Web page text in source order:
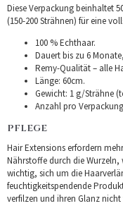
Diese Verpackung beinhaltet
(150-200 Strähnen) für eine
100 % Echthaar.
Dauert bis zu 6
Remy-Qualität – alle
Länge: 60cm.
Gewicht: 1 g/Strähne
Anzahl pro
PFLEGE
Hair Extensions erfordern
Nährstoffe durch die
wichtig, sich um die
feuchtigkeitspendende
verfilzen und ihren Glanz nicht